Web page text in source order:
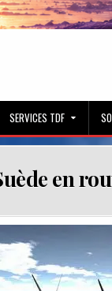
SERVICES TDF
en